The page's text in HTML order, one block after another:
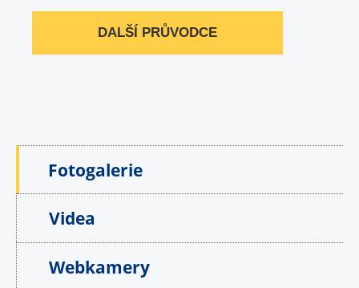
DALŠÍ PRŮVODCE
Fotogalerie
Videa
Webkamery